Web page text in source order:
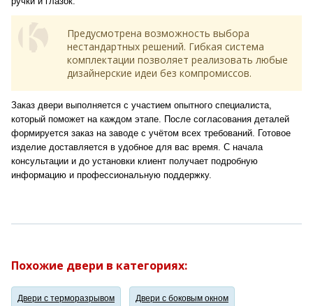
Предусмотрена возможность выбора
нестандартных решений. Гибкая система
комплектации позволяет реализовать любые
дизайнерские идеи без компромиссов.
Заказ двери выполняется с участием опытного специалиста,
который поможет на каждом этапе. После согласования деталей
формируется заказ на заводе с учётом всех требований. Готовое
изделие доставляется в удобное для вас время. С начала
консультации и до установки клиент получает подробную
информацию и профессиональную поддержку.
Похожие двери в категориях:
Двери с терморазрывом Двери с боковым окном